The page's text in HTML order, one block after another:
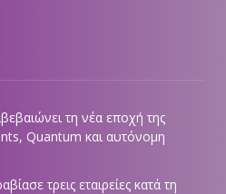
τη νέα εποχή της
Quantum και αυτόνομη
τρεις εταιρείες κατά τη